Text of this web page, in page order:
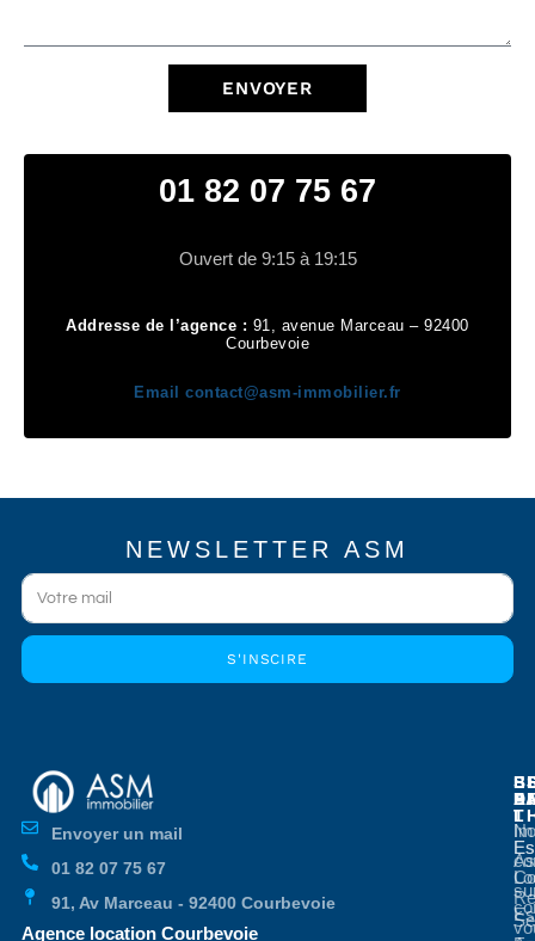
ENVOYER
01 82 07 75 67
Ouvert de 9:15 à 19:15
Addresse de l’agence : 91, avenue Marceau – 92400
Courbevoie
Emailcontact@asm-immobilier.fr
NEWSLETTER ASM
S'INSCIRE
Envoyer un mail
01 82 07 75 67
91, Av Marceau - 92400 Courbevoie
Agence location Courbevoie